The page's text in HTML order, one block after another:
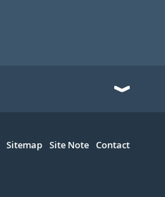
Sitemap Site Note Contact